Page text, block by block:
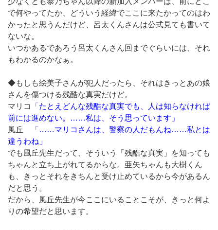
で何やってたか、どういう経緯でここに来たかってのはわ
かったと思うんだけど、呂太くんさんは公式見ても書いて
ないな。
いつかあるであろう呂太くんさん回までぐらいには、それ
もわかるのかなぁ。
◆もしも絵美子さんが犯人だったら、それはきっとあの娘
さんを傷つける残酷な真実だけど。
マリコ
「たとえどんな残酷な真実でも、人は知らなければ
前には進めない。……私は、そう思っています」
風丘
「……マリコさんは、警察の人だもんね……私とは
違うわね」
でも風丘先生だって、そういう「残酷な真実」を知っても
ちゃんと立ち上がれてるからな。亜矢ちゃんも大樹くん
も、きっとそれをきちんと受け止めているから今があるん
だと思う。
だから、風丘先生が今ここにいることこそが、きっと何よ
りの希望だと思います。